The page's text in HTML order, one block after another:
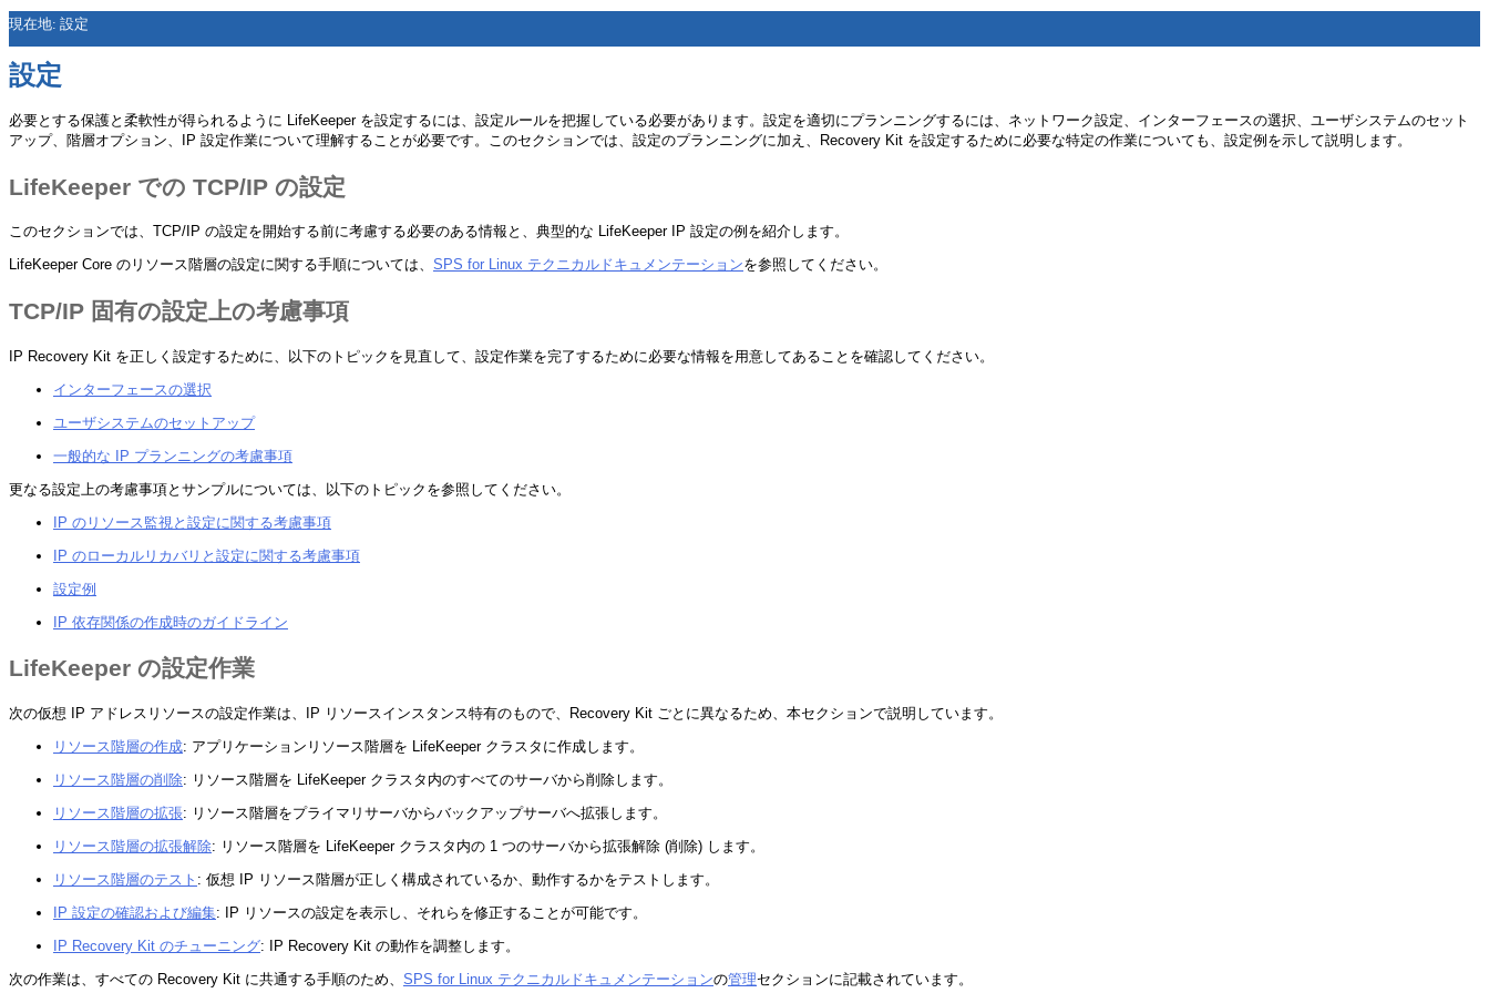
現在地: 設定
設定
必要とする保護と柔軟性が得られるように LifeKeeper を設定するには、設定ルールを把握している必要があります。設定を適切にプランニングするには、ネットワーク設定、インターフェースの選択、ユーザシステムのセット
アップ、階層オプション、IP 設定作業について理解することが必要です。このセクションでは、設定のプランニングに加え、Recovery Kit を設定するために必要な特定の作業についても、設定例を示して説明します。
LifeKeeper での TCP/IP の設定
このセクションでは、TCP/IP の設定を開始する前に考慮する必要のある情報と、典型的な LifeKeeper IP 設定の例を紹介します。
LifeKeeper Core のリソース階層の設定に関する手順については、 SPS for Linux テクニカルドキュメンテーションを参照してください。
TCP/IP 固有の設定上の考慮事項
IP Recovery Kit を正しく設定するために、以下のトピックを見直して、設定作業を完了するために必要な情報を用意してあることを確認してください。
インターフェースの選択
ユーザシステムのセットアップ
一般的な IP プランニングの考慮事項
更なる設定上の考慮事項とサンプルについては、以下のトピックを参照してください。
IP のリソース監視と設定に関する考慮事項
IP のローカルリカバリと設定に関する考慮事項
設定例
IP 依存関係の作成時のガイドライン
LifeKeeper の設定作業
次の仮想 IP アドレスリソースの設定作業は、IP リソースインスタンス特有のもので、Recovery Kit ごとに異なるため、本セクションで説明しています。
リソース階層の作成: アプリケーションリソース階層を LifeKeeper クラスタに作成します。
リソース階層の削除: リソース階層を LifeKeeper クラスタ内のすべてのサーバから削除します。
リソース階層の拡張: リソース階層をプライマリサーバからバックアップサーバへ拡張します。
リソース階層の拡張解除: リソース階層を LifeKeeper クラスタ内の 1 つのサーバから拡張解除 (削除) します。
リソース階層のテスト : 仮想 IP リソース階層が正しく構成されているか、動作するかをテストします。
IP 設定の確認および編集: IP リソースの設定を表示し、それらを修正することが可能です。
IP Recovery Kit のチューニング: IP Recovery Kit の動作を調整します。
次の作業は、すべての Recovery Kit に共通する手順のため、 SPS for Linux テクニカルドキュメンテーションの管理セクションに記載されています。